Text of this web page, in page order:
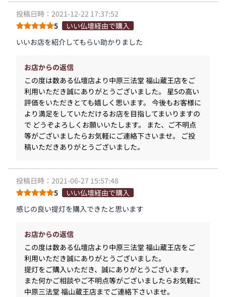
投稿日時：2021-12-22 17:37:52
5
いい仏壇経由で購入
いいお店を紹介してもらい助かりました
お店からの返信
この度は数ある仏壇店より中原三法堂 福山蔵王店をご
利用いただき誠にありがとうございました。 星5の高い
評価をいただきとても嬉しく思います。 今後もお客様に
より満足をしていただけるお店を目指してまいりますの
で どうぞよろしくお願いいたします。 また、ご不明点
等がございましたらお気軽にご連絡下さいませ。 ご投
稿いただきありがとうございました。
投稿日時：2021-06-27 15:57:48
5
いい仏壇経由で購入
感じの良い提灯を購入できたと思います
お店からの返信
この度は数ある仏壇店より中原三法堂 福山蔵王店をご
利用いただき誠にありがとうございました。
提灯をご購入いただき、誠にありがとうございます。
また何かご相談やご不明点等がございましたらお気軽に
中原三法堂 福山蔵王店までご連絡下さいませ。